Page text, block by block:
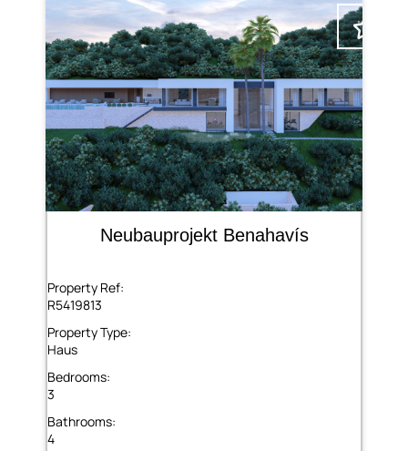
Neubauprojekt Benahavís
Property Ref:
R5419813
Property Type:
Haus
Bedrooms:
3
Bathrooms:
4